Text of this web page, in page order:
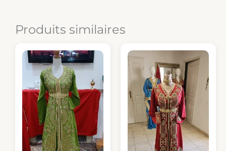
Produits similaires